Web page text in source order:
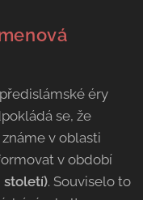
éry
se, že
v oblasti
v období
století). Souviselo to